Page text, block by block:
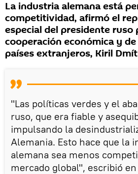
La industria alemana está
competitividad, afirmó el
especial del presidente ruso
cooperación económica y
países extranjeros, Kiril
"Las políticas verdes y el
ruso, que era fiable y
impulsando la
Alemania. Esto hace que la
alemana sea menos
mercado global", escribió